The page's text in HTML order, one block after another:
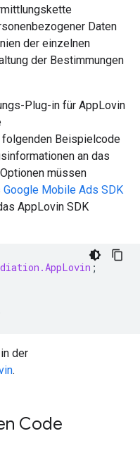
Daten
der einzelnen
der Bestimmungen
Plug-in für AppLovin
folgenden Beispielcode
an das
müssen
Google Mobile Ads SDK
AppLovin SDK
;
der
.
Code